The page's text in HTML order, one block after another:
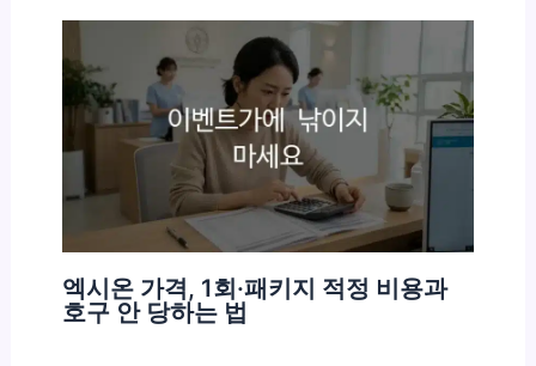
엑시온 가격, 1회·패키지 적정 비용과
호구 안 당하는 법